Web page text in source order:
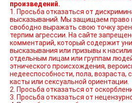
произведений.
1. Просьба отказаться от
высказываний. Мы защищаем право наших читателей
свободно выражать свою точку
терпим агрессии. На сайте
комментарий, который содержит
высказывания или призывы к
отдельным лицам или группам
этнического происхождения,
недееспособности, пола, возраста,
касты или сексуальной ориентации.
2. Просьба отказаться от
3. Просьба отказаться от